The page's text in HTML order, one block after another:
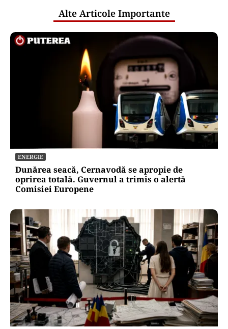
Alte Articole Importante
ENERGIE
Dunărea seacă, Cernavodă se apropie de
oprirea totală. Guvernul a trimis o alertă
Comisiei Europene